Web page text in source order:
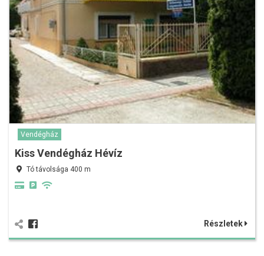
Vendégház
Kiss Vendégház Hévíz
Tó távolsága 400 m
Részletek